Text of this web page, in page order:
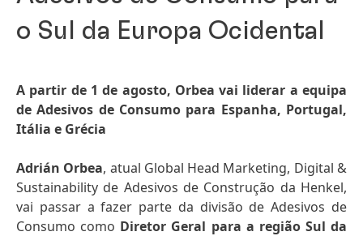
o Sul da Europa Ocidental
A partir de 1 de agosto, Orbea vai liderar a equipa
de Adesivos de Consumo para Espanha, Portugal,
Itália e Grécia
Adrián Orbea, atual Global Head Marketing, Digital &
Sustainability de Adesivos de Construção da Henkel,
vai passar a fazer parte da divisão de Adesivos de
Consumo como Diretor Geral para a região Sul da